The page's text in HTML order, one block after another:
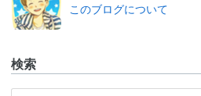
このブログについて
検索